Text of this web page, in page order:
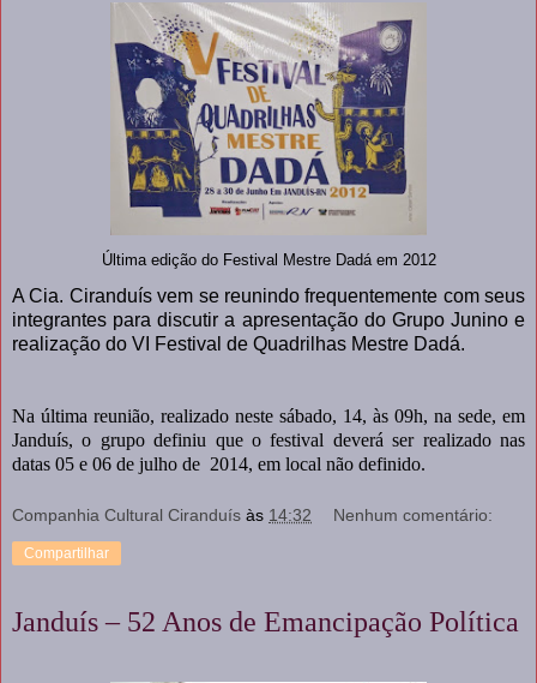
Última edição do Festival Mestre Dadá em 2012
A Cia. Ciranduís vem se reunindo frequentemente com seus
integrantes para discutir a apresentação do Grupo Junino e
realização do VI Festival de Quadrilhas Mestre Dadá.
Na última reunião, realizado neste sábado, 14, às 09h, na sede, em
Janduís, o grupo definiu que o festival deverá ser realizado nas
datas 05 e 06 de julho de 2014, em local não definido.
Companhia Cultural Ciranduís às 14:32 Nenhum comentário:
Compartilhar
Janduís – 52 Anos de Emancipação Política